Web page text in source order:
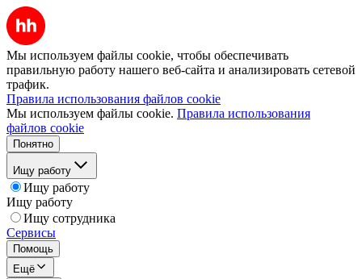
Мы используем файлы cookie, чтобы обеспечивать
правильную работу нашего веб-сайта и анализировать сетевой
трафик.
Правила использования файлов cookie
Мы используем файлы cookie. Правила использования
файлов cookie
Понятно
Ищу работу
Ищу работу
Ищу работу
Ищу сотрудника
Сервисы
Помощь
Ещё